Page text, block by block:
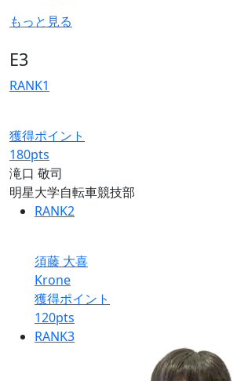
もっと見る
E3
RANK1
獲得ポイント
180pts
滝口 敬司
明星大学自転車競技部
RANK2
須藤 大喜
Krone
獲得ポイント
120pts
RANK3